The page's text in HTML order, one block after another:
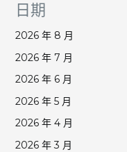
日期
2026 年 8 月
2026 年 7 月
2026 年 6 月
2026 年 5 月
2026 年 4 月
2026 年 3 月